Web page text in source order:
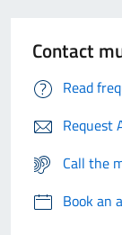
Contact
Read
Request
Call the
Book an